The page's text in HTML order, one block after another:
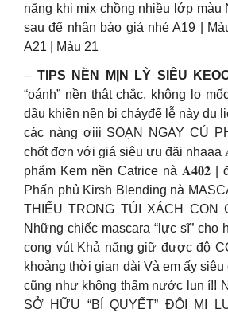
nặng khi mix chồng nhiều lớp màu
sau để nhận báo giá nhé A19 |
A21 | Màu 21
– TIPS NỀN MỊN LỲ SIÊU
“oánh” nền thật chắc, không lo
dầu khiền nền bị chảyđể lễ này du
các nàng ơiii SOẠN NGAY CÚ
chốt đơn với giá siêu ưu đãi nhaaa
phẩm Kem nền Catrice nà 𝐀𝟒𝟎𝟐 |
Phấn phủ Kirsh Blending nà
THIẾU TRONG TÚI XÁCH CON
Những chiếc mascara “lực sĩ” cho
cong vút Khả năng giữ được độ
khoảng thời gian dài Và em ấy
cũng như không thấm nước lun í!!
SỞ HỮU “BÍ QUYẾT” ĐÔI MI